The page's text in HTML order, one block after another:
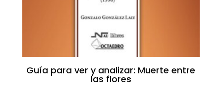
Guía para ver y analizar: Muerte entre
las flores